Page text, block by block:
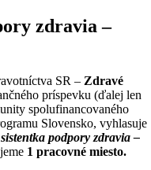
zdravia –
SR – Zdravé
príspevku (ďalej len
spolufinancovaného
Slovensko, vyhlasuje
podpory zdravia –
1 pracovné miesto.